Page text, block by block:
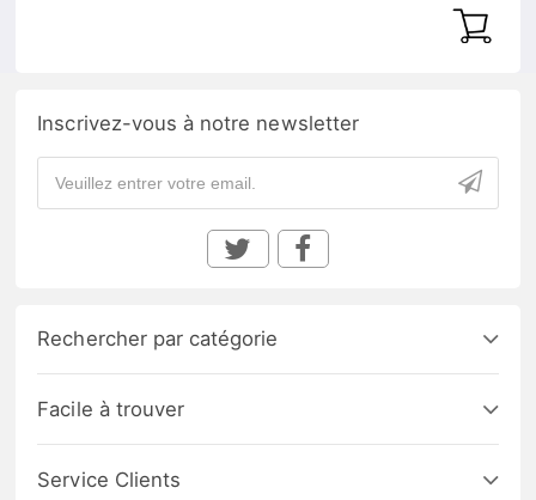
Inscrivez-vous à notre newsletter
Rechercher par catégorie
Facile à trouver
Service Clients